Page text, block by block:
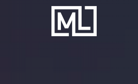
Businesscoach
voor